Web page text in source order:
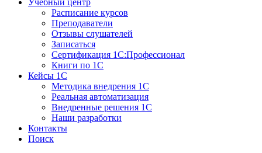
Учебный центр
Расписание курсов
Преподаватели
Отзывы слушателей
Записаться
Сертификация 1С:Профессионал
Книги по 1С
Кейсы 1С
Методика внедрения 1С
Реальная автоматизация
Внедренные решения 1С
Наши разработки
Контакты
Поиск